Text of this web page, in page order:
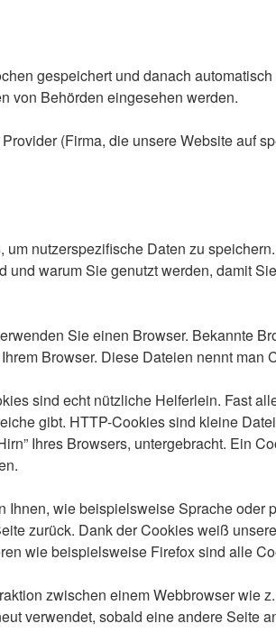
gespeichert und danach
von Behörden eingesehen werden.
(Firma, die unsere Website auf
nutzerspezifische Daten zu speichern.
und warum Sie genutzt werden, damit
Sie einen Browser. Bekannte
Browser. Diese Dateien nennt man
sind echt nützliche Helferlein. Fast
gibt. HTTP-Cookies sind kleine
Ihres Browsers, untergebracht. Ein
wie beispielsweise Sprache
zurück. Dank der Cookies weiß
wie beispielsweise Firefox sind alle
zwischen einem Webbrowser wie
verwendet, sobald eine andere Seite